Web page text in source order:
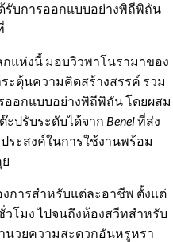
รับการออกแบบอย่างพิถีพิถัน
แห่งนี้ มอบวิวพาโนรามาของ
ะตุ้นความคิดสร้างสรรค์ รวม
ออกแบบอย่างพิถีพิถัน โดยผสม
ะปรับระดับได้จาก Benelที่ส่ง
ระสงค์ในการใช้งานพร้อม
การสำหรับแต่ละอาชีพ ตั้งแต่
โมง ไปจนถึงห้องสวีทสำหรับ
นวยความสะดวกอันหรูหรา